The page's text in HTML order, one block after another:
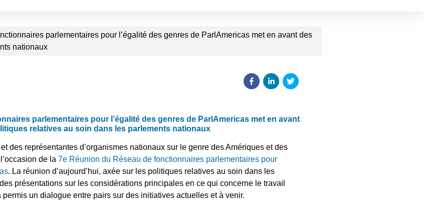
parlementaires pour l’égalité des genres de ParlAmericas met en avant des
nationaux
parlementaires pour l’égalité des genres de ParlAmericas met en avant
relatives au soin dans les parlements nationaux
des représentantes d’organismes nationaux sur le genre des Amériques et des
de la7e Réunion du Réseau de fonctionnaires parlementaires pour
. La réunion d’aujourd’hui, axée sur les politiques relatives au soin dans les
présentations sur les considérations principales en ce qui concerne le travail
un dialogue entre pairs sur des initiatives actuelles et à venir.